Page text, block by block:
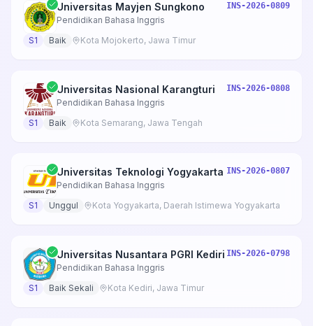
Universitas Mayjen Sungkono
Pendidikan Bahasa Inggris
INS-2026-0809
S1 Baik Kota Mojokerto, Jawa Timur
Universitas Nasional Karangturi
Pendidikan Bahasa Inggris
INS-2026-0808
S1 Baik Kota Semarang, Jawa Tengah
Universitas Teknologi Yogyakarta
Pendidikan Bahasa Inggris
INS-2026-0807
S1 Unggul Kota Yogyakarta, Daerah Istimewa Yogyakarta
Universitas Nusantara PGRI Kediri
Pendidikan Bahasa Inggris
INS-2026-0798
S1 Baik Sekali Kota Kediri, Jawa Timur